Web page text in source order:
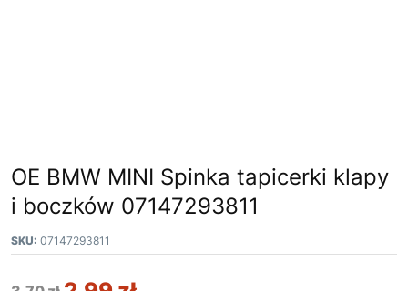
OE BMW MINI Spinka tapicerki klapy
i boczków 07147293811
SKU: 07147293811